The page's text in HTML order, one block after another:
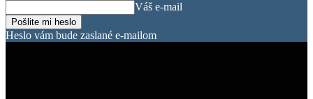
Váš e-mail
Heslo vám bude zaslané e-mailom